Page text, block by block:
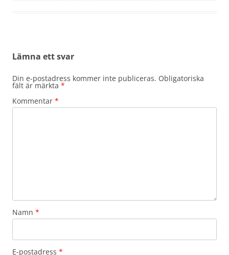
Lämna ett svar
Din e-postadress kommer inte publiceras. Obligatoriska
fält är märkta *
Kommentar *
Namn *
E-postadress *